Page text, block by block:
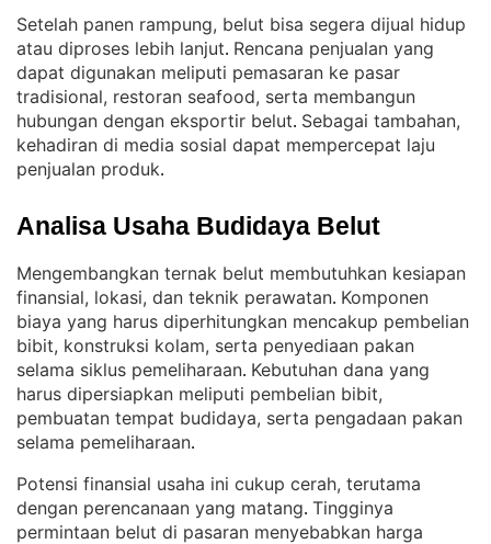
Setelah panen rampung, belut bisa segera dijual hidup
atau diproses lebih lanjut. Rencana penjualan yang
dapat digunakan meliputi pemasaran ke pasar
tradisional, restoran seafood, serta membangun
hubungan dengan eksportir belut. Sebagai tambahan,
kehadiran di media sosial dapat mempercepat laju
penjualan produk.
Analisa Usaha Budidaya Belut
Mengembangkan ternak belut membutuhkan kesiapan
finansial, lokasi, dan teknik perawatan. Komponen
biaya yang harus diperhitungkan mencakup pembelian
bibit, konstruksi kolam, serta penyediaan pakan
selama siklus pemeliharaan. Kebutuhan dana yang
harus dipersiapkan meliputi pembelian bibit,
pembuatan tempat budidaya, serta pengadaan pakan
selama pemeliharaan.
Potensi finansial usaha ini cukup cerah, terutama
dengan perencanaan yang matang. Tingginya
permintaan belut di pasaran menyebabkan harga